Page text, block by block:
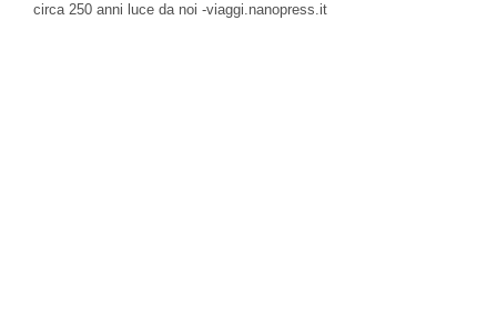
circa 250 anni luce da noi -viaggi.nanopress.it